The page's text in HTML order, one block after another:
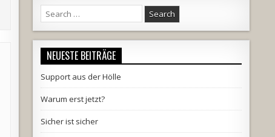
Search
for:
NEUESTE BEITRÄGE
Support aus der Hölle
Warum erst jetzt?
Sicher ist sicher